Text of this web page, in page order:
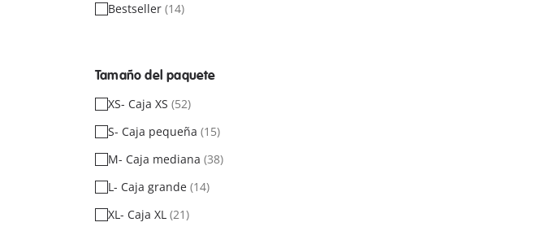
Bestseller (14)
Tamaño del paquete
XS- Caja XS (52)
S- Caja pequeña (15)
M- Caja mediana (38)
L- Caja grande (14)
XL- Caja XL (21)